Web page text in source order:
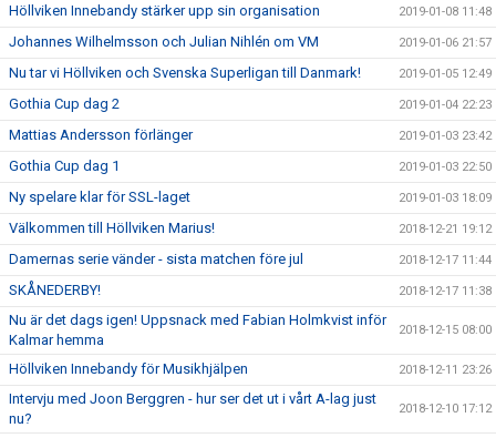
Höllviken Innebandy stärker upp sin organisation 2019-01-08 11:48
Johannes Wilhelmsson och Julian Nihlén om VM 2019-01-06 21:57
Nu tar vi Höllviken och Svenska Superligan till Danmark! 2019-01-05 12:49
Gothia Cup dag 2 2019-01-04 22:23
Mattias Andersson förlänger 2019-01-03 23:42
Gothia Cup dag 1 2019-01-03 22:50
Ny spelare klar för SSL-laget 2019-01-03 18:09
Välkommen till Höllviken Marius! 2018-12-21 19:12
Damernas serie vänder - sista matchen före jul 2018-12-17 11:44
SKÅNEDERBY! 2018-12-17 11:38
Nu är det dags igen! Uppsnack med Fabian Holmkvist inför
Kalmar hemma
2018-12-15 08:00
Höllviken Innebandy för Musikhjälpen 2018-12-11 23:26
Intervju med Joon Berggren - hur ser det ut i vårt A-lag just
nu?
2018-12-10 17:12